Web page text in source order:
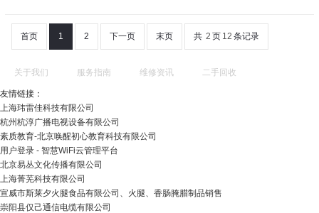
首页 1 2 下一页 末页 共 2 页 12 条记录
关于我们 服务指南 维修资讯 二手回收
友情链接：
上海玮雷佳科技有限公司
杭州杭淳广播电视设备有限公司
素质教育-北京唤醒初心教育科技有限公司
用户登录 - 智慧WiFi云管理平台
北京易丛文化传播有限公司
上海菁芜科技有限公司
宣威市斯莱夕火腿食品有限公司、火腿、香肠腌腊制品销售
崇阳县仅己通信电缆有限公司